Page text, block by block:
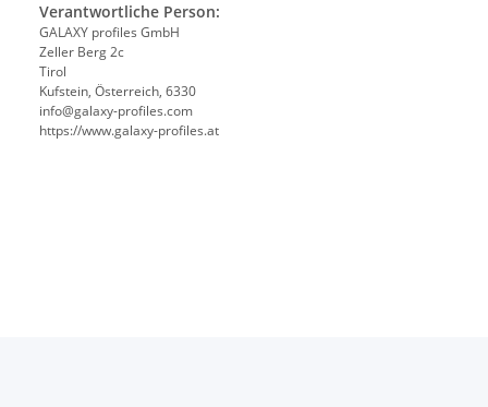
Verantwortliche Person:
GALAXY profiles GmbH
Zeller Berg 2c
Tirol
Kufstein, Österreich, 6330
info@galaxy-profiles.com
https://www.galaxy-profiles.at